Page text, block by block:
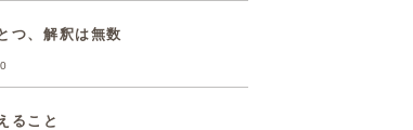
つ、解釈は無数
ること